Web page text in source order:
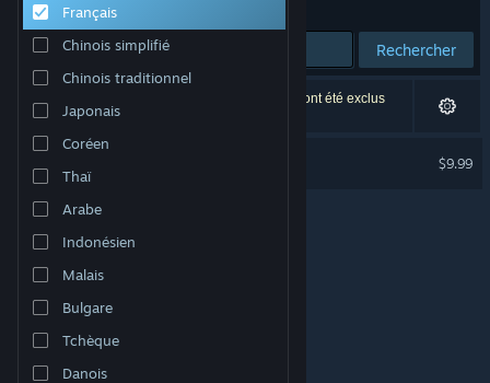
Support
Changer la langue
Télécharger l'application mobile Steam
Voir version ordi. du site
Français
Chinois simplifié
Chinois traditionnel
Japonais
Coréen
Thaï
Arabe
Indonésien
Malais
Bulgare
Tchèque
Danois
Trier par Pertinence
Rechercher
1 résultat correspond à votre recherche. 4 titres ont été exclus
selon vos préférences.
$9.99